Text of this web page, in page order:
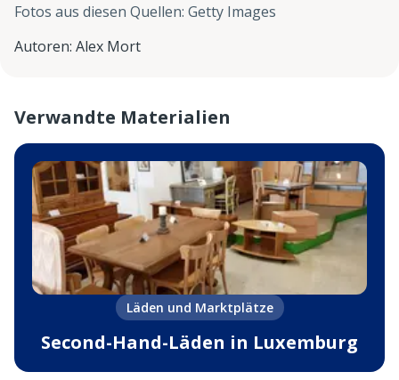
Fotos aus diesen Quellen: Getty Images
Autoren: Alex Mort
Verwandte Materialien
Läden und Marktplätze
Second-Hand-Läden in Luxemburg